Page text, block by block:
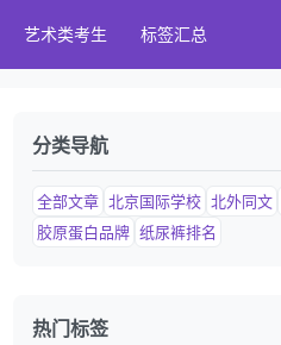
艺术类考生 标签汇总
分类导航
全部文章 北京国际学校 北外同文
胶原蛋白品牌 纸尿裤排名
热门标签